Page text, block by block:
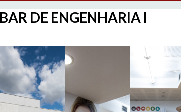
BAR DE ENGENHARIA I